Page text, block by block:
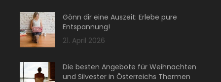
Gönn dir eine Auszeit: Erlebe pure
Entspannung!
21. April 2026
Die besten Angebote für Weihnachten
und Silvester in Österreichs Thermen